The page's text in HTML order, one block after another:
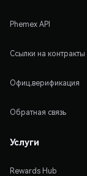
Phemex API
Ссылки на контракты
Офиц.верификация
Обратная связь
Услуги
Rewards Hub